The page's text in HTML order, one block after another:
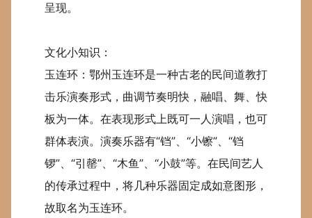
呈现。
文化小知识：
玉连环：鄂州玉连环是一种古老的民间道教打
击乐演奏形式，曲调节奏明快，融唱、舞、快
板为一体。在表现形式上既可一人演唱，也可
群体表演。演奏乐器有“铛”、“小镲”、“铛
锣”、“引罄”、“木鱼”、“小鼓”等。在民间艺人
的传承过程中，将几种乐器固定成如意图形，
故取名为玉连环。